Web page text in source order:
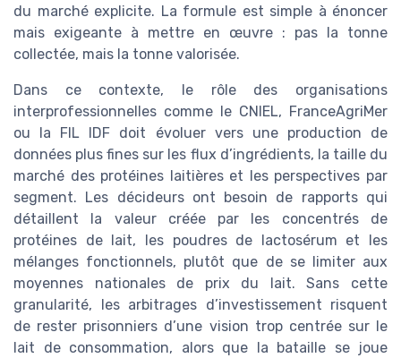
du marché explicite. La formule est simple à énoncer
mais exigeante à mettre en œuvre : pas la tonne
collectée, mais la tonne valorisée.
Dans ce contexte, le rôle des organisations
interprofessionnelles comme le CNIEL, FranceAgriMer
ou la FIL IDF doit évoluer vers une production de
données plus fines sur les flux d’ingrédients, la taille du
marché des protéines laitières et les perspectives par
segment. Les décideurs ont besoin de rapports qui
détaillent la valeur créée par les concentrés de
protéines de lait, les poudres de lactosérum et les
mélanges fonctionnels, plutôt que de se limiter aux
moyennes nationales de prix du lait. Sans cette
granularité, les arbitrages d’investissement risquent
de rester prisonniers d’une vision trop centrée sur le
lait de consommation, alors que la bataille se joue